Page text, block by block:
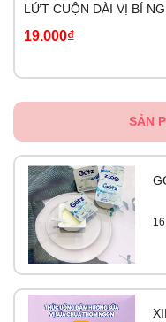
LỨT CUỘN DÀI VỊ BÍ
19.000₫
SẢN